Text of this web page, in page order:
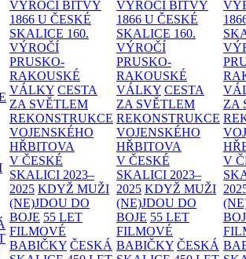
VÝROČÍ BITVY
1866 U ČESKÉ
SKALICE 160.
VÝROČÍ
PRUSKO-
RAKOUSKÉ
VÁLKY CESTA
ZA SVĚTLEM
REKONSTRUKCE
VOJENSKÉHO
HŘBITOVA
V ČESKÉ
SKALICI 2023–
2025 KDYŽ MUŽI
(NE)JDOU DO
BOJE 55 LET
FILMOVÉ
BABIČKY ČESKÁ
VÝROČÍ BITVY
1866 U ČESKÉ
SKALICE 160.
VÝROČÍ
PRUSKO-
RAKOUSKÉ
VÁLKY CESTA
ZA SVĚTLEM
REKONSTRUKCE
VOJENSKÉHO
HŘBITOVA
V ČESKÉ
SKALICI 2023–
2025 KDYŽ MUŽI
(NE)JDOU DO
BOJE 55 LET
FILMOVÉ
BABIČKY ČESKÁ
ZA
V